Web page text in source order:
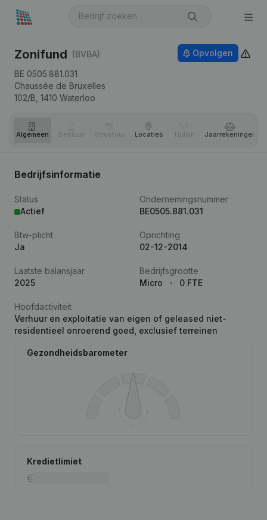
Zonifund (BVBA)
BE 0505.881.031
Chaussée de Bruxelles
102/B, 1410 Waterloo
Opvolgen
Algemeen Bestuur Structuur Locaties Tijdlijn Jaar­rekeningen
Bedrijfsinformatie
Status
Actief
Ondernemingsnummer
BE0505.881.031
Btw-plicht
Ja
Oprichting
02-12-2014
Laatste balansjaar
2025
Bedrijfsgrootte
Micro
0 FTE
Hoofdactiviteit
Verhuur en exploitatie van eigen of geleased niet-
residentieel onroerend goed, exclusief terreinen
Gezondheidsbarometer
Kredietlimiet